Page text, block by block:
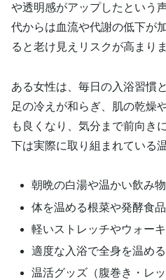
や透明感がアップしたという
代からは血流や代謝の低下が
ると老け見えリスクが高まりま
ある女性は、毎日の入浴習慣
足の冷えが和らぎ、肌の乾燥
も良くなり、気分まで前向き
下は実際に取り組まれている
朝晩の白湯や温かい飲み
体を温める根菜や発酵食
軽いストレッチやウォー
適度な入浴で全身を温める
温活グッズ（腹巻き・レ